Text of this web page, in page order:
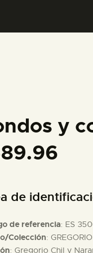
y
de
de referencia: ES
Colección:
: Gregorio Chil y